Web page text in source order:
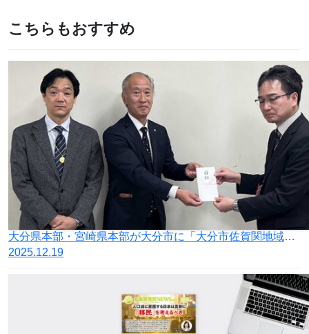
こちらもおすすめ
大分県本部・宮崎県本部が大分市に「大分市佐賀関地域大規模火災義援金」を寄託
2025.12.19